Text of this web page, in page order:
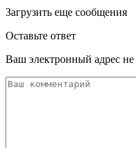
Загрузить еще сообщения
Оставьте ответ
Ваш электронный адрес не